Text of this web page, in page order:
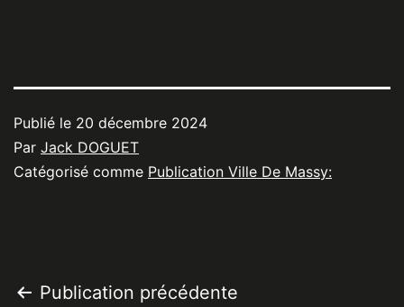
Publié le 20 décembre 2024
Par Jack DOGUET
Catégorisé comme Publication Ville De Massy:
Navigation
Publication précédente